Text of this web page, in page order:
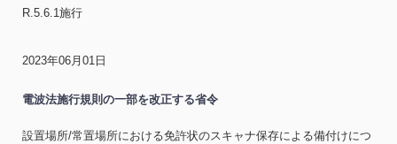
R.5.6.1施行
2023年06月01日
電波法施行規則の一部を改正する省令
設置場所/常置場所における免許状のスキャナ保存による備付けにつ